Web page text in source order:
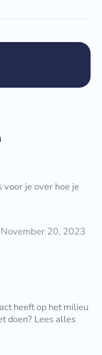
voor je over hoe je
November 20, 2023
heeft op het milieu
doen? Lees alles